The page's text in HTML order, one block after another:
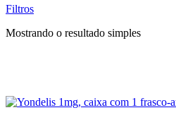
Filtros
Mostrando o resultado simples